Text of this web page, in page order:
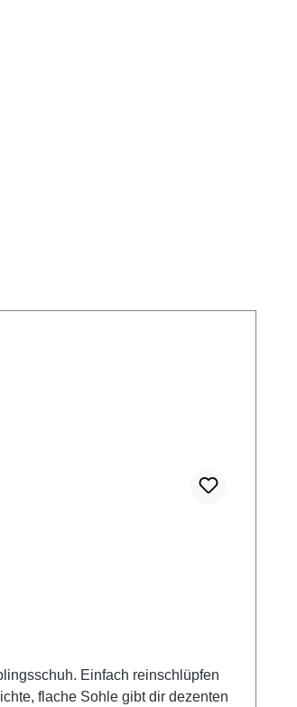
Einfach reinschlüpfen
flache Sohle gibt dir dezenten